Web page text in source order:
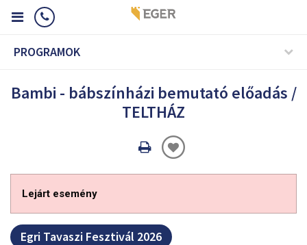
PROGRAMOK
Bambi - bábszínházi bemutató előadás /
TELTHÁZ
Oldal
Lejárt esemény
Egri Tavaszi Fesztivál 2026